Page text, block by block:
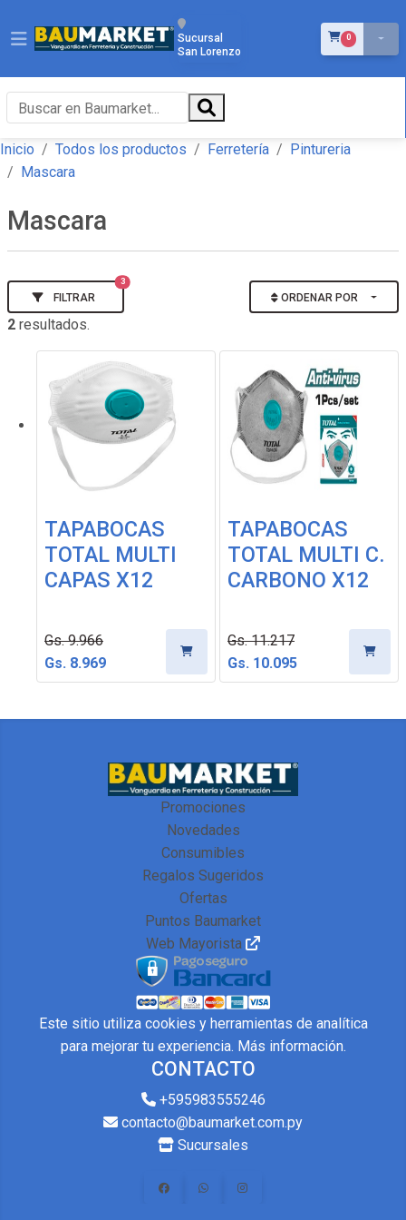
Sucursal
San Lorenzo
0ÍTEMS EN EL
Inicio Todos los productos Ferretería
Pintureria
Mascara
Mascara
FILTRAR
3
ORDENAR POR
2 resultados.
TAPABOCAS
TOTAL MULTI
CAPAS X12
Gs. 9.966
Gs. 8.969
TAPABOCAS
TOTAL MULTI C.
CARBONO X12
Gs. 11.217
Gs. 10.095
Promociones
Novedades
Consumibles
Regalos Sugeridos
Ofertas
Puntos Baumarket
Web Mayorista
CONTACTO
+595983555246
contacto@baumarket.com.py
Sucursales
Este sitio utiliza cookies y herramientas de analítica
para mejorar tu experiencia. Más información.